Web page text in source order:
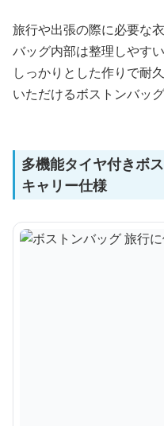
旅行や出張の際に必要な
バッグ内部は整理しやす
しっかりとした作りで耐
いただけるボストンバッグ
多機能タイヤ付きボ
キャリー仕様